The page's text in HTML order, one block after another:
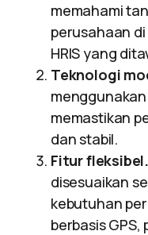
memahami
perusahaan
HRIS yang
Teknologi
memastikan
dan stabil.
Fitur fleksibel.
disesuaikan
kebutuhan
berbasis